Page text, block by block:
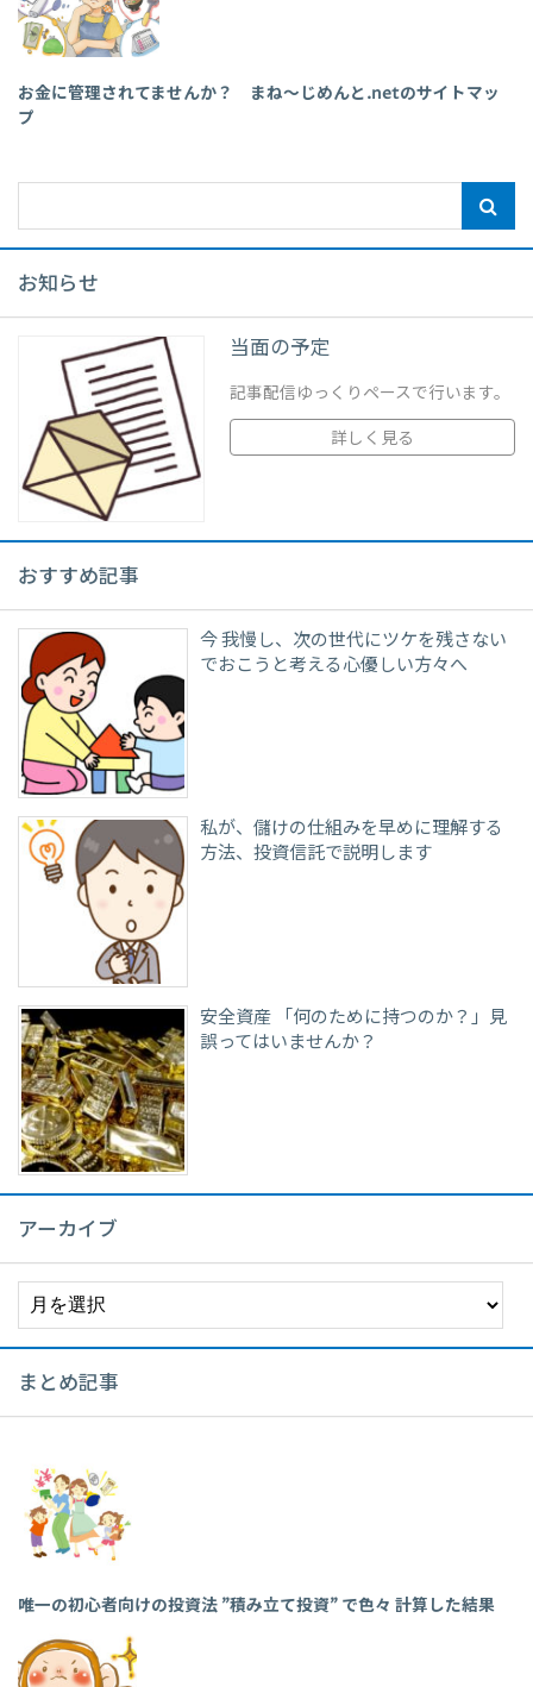
お金に管理されてませんか？ まね～じめんと.netのサイトマッ
プ
お知らせ
当面の予定
記事配信ゆっくりペースで行います。
詳しく見る
おすすめ記事
今 我慢し、次の世代にツケを残さない
でおこうと考える心優しい方々へ
私が、儲けの仕組みを早めに理解する
方法、投資信託で説明します
安全資産 「何のために持つのか？」見
誤ってはいませんか？
アーカイブ
まとめ記事
唯一の初心者向けの投資法 ”積み立て投資” で色々 計算した結果